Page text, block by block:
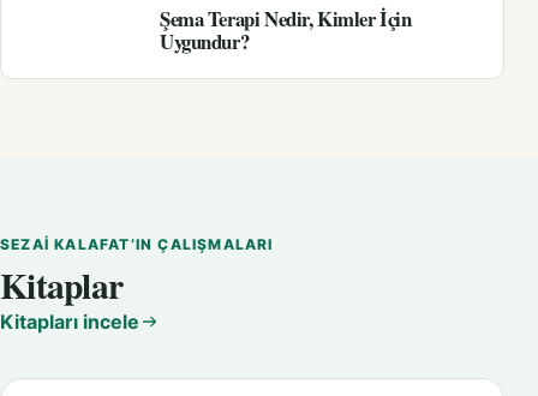
Şema Terapi Nedir, Kimler İçin
Uygundur?
SEZAI KALAFAT’IN ÇALIŞMALARI
Kitaplar
Kitapları incele